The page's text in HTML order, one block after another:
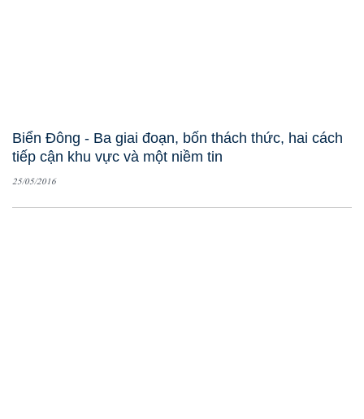
Biển Đông - Ba giai đoạn, bốn thách thức, hai cách
tiếp cận khu vực và một niềm tin
25/05/2016